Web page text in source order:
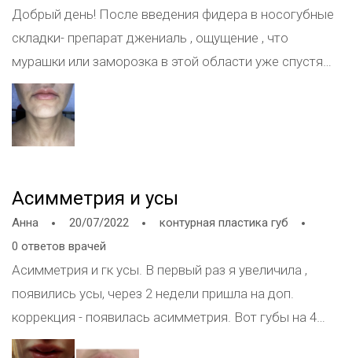
Добрый день! После введения фидера в носогубные
складки- препарат джениаль , ощущение , что
мурашки или заморозка в этой области уже спустя
три недели , отеков не было, только небольшой
синячок с одной стороны. По ощущениям это норма?
Пройдёт ли это ощущение? Хочу сходить на узи,
Асимметрия и усы
Анна 20/07/2022
контурная пластика губ
0 ответов врачей
Асимметрия и гк усы. В первый раз я увеличила ,
появились усы, через 2 недели пришла на доп.
коррекция - появилась асимметрия. Вот губы на 4
сутки Асимметрия пройдет? Есть ли гк усы